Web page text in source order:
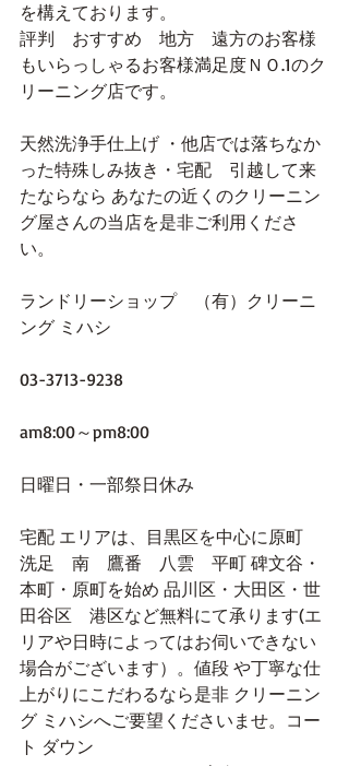
を構えております。
評判　おすすめ　地方　遠方のお客様
もいらっしゃるお客様満足度ＮＯ.1のク
リーニング店です。
天然洗浄手仕上げ ・他店では落ちなか
った特殊しみ抜き・宅配　引越して来
たならなら あなたの近くのクリーニン
グ屋さんの当店を是非ご利用くださ
い。
ランドリーショップ　（有）クリーニ
ング ミハシ
03-3713-9238
am8:00～pm8:00
日曜日・一部祭日休み
宅配 エリアは、目黒区を中心に原町
洗足　南　鷹番　八雲　平町 碑文谷・
本町・原町を始め 品川区・大田区・世
田谷区　港区など無料にて承ります(エ
リアや日時によってはお伺いできない
場合がございます）。値段 や丁寧な仕
上がりにこだわるなら是非 クリーニン
グ ミハシへご要望くださいませ。コー
ト ダウン